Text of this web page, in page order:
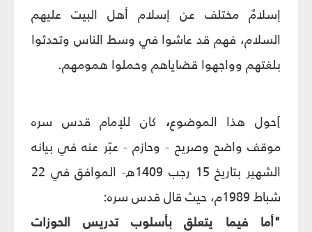
إسلامٌ مختلف عن إسلام أهل البيت عليهم
السلام، فهم قد عاشوا في وسط الناس وتحدثوا
بلغتهم وواجهوا قضاياهم وحملوا همومهم.
]حول هذا الموضوع، كان للإمام قدس سره
موقف واضح وصريح - وحازم - عبّر عنه في بيانه
الشهير بتاريخ 15 رجب 1409ه- الموافق في 22
شباط 1989م، حيث قال قدس سره:
"أما فيما يتعلق بأسلوب تدريس الحوزات